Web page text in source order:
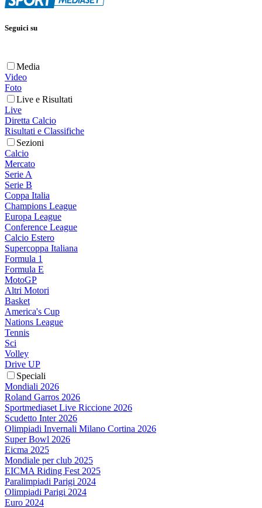
Seguici su
Media
Video
Foto
Live e Risultati
Live
Diretta Calcio
Risultati e Classifiche
Sezioni
Calcio
Mercato
Serie A
Serie B
Coppa Italia
Champions League
Europa League
Conference League
Calcio Estero
Supercoppa Italiana
Formula 1
Formula E
MotoGP
Altri Motori
Basket
America's Cup
Nations League
Tennis
Sci
Volley
Drive UP
Speciali
Mondiali 2026
Roland Garros 2026
Sportmediaset Live Riccione 2026
Scudetto Inter 2026
Olimpiadi Invernali Milano Cortina 2026
Super Bowl 2026
Eicma 2025
Mondiale per club 2025
EICMA Riding Fest 2025
Paralimpiadi Parigi 2024
Olimpiadi Parigi 2024
Euro 2024